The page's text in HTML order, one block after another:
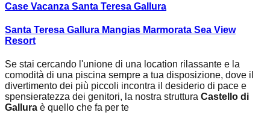
Case Vacanza Santa Teresa Gallura
Santa Teresa Gallura Mangias Marmorata Sea View
Resort
Se stai cercando l'unione di una location rilassante e la
comodità di una piscina sempre a tua disposizione, dove il
divertimento dei più piccoli incontra il desiderio di pace e
spensieratezza dei genitori, la nostra struttura Castello di
Gallura è quello che fa per te